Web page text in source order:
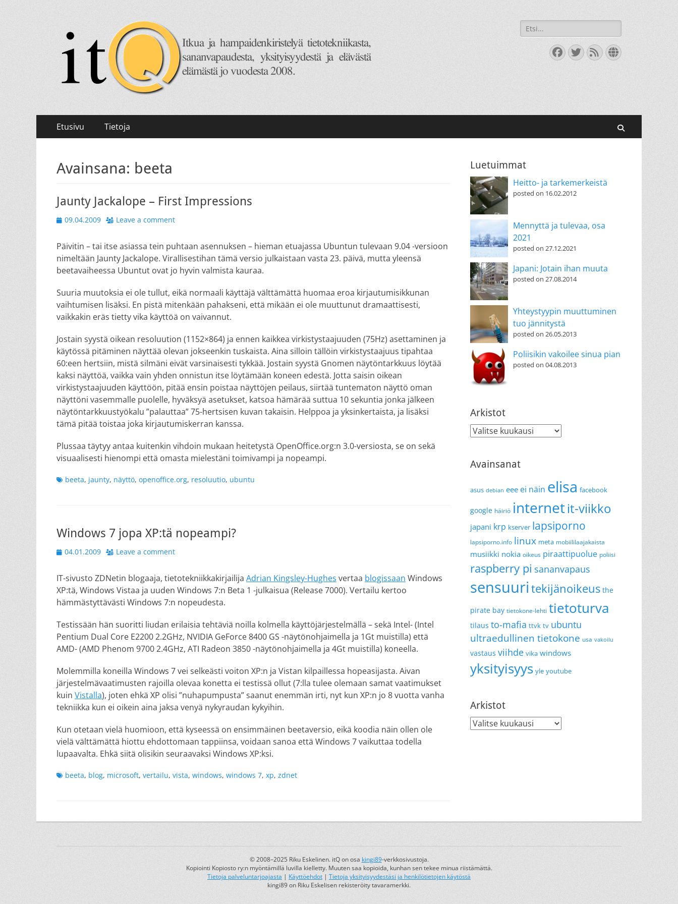
itQ
Itkua ja hammastenkiristelyä jo vuodesta 2008.
Search
for:
Facebook
Twitter
FeedWebsite
Primary
Menu
Etusivu Tietoja
Avainsana: beeta
Jaunty Jackalope – First Impressions
Posted
09.04.2009 Leave a comment
Päivitin – tai itse asiassa tein puhtaan asennuksen – hieman etuajassa Ubuntun tulevaan 9.04 -versioon
nimeltään Jaunty Jackalope. Virallisestihan tämä versio julkaistaan vasta 23. päivä, mutta yleensä
beetavaiheessa Ubuntut ovat jo hyvin valmista kauraa.
Suuria muutoksia ei ole tullut, eikä normaali käyttäjä välttämättä huomaa eroa kirjautumisikkunan
vaihtumisen lisäksi. En pistä mitenkään pahakseni, että mikään ei ole muuttunut dramaattisesti,
vaikkakin eräs tietty vika käyttöä on vaivannut.
Jostain syystä oikean resoluution (1152×864) ja ennen kaikkea virkistystaajuuden (75Hz) asettaminen ja
käytössä pitäminen näyttää olevan jokseenkin tuskaista. Aina silloin tällöin virkistystaajuus tipahtaa
60:een hertsiin, mistä silmäni eivät varsinaisesti tykkää. Jostain syystä Gnomen näytöntarkkuus löytää
kaksi näyttöä, vaikka vain yhden onnistun itse löytämään koneen edestä. Jotta saisin oikean
virkistystaajuuden käyttöön, pitää ensin poistaa näyttöjen peilaus, siirtää tuntematon näyttö oman
näyttöni vasemmalle puolelle, hyväksyä asetukset, katsoa hämärää suttua 10 sekuntia jonka jälkeen
näytöntarkkuustyökalu ”palauttaa” 75-hertsisen kuvan takaisin. Helppoa ja yksinkertaista, ja lisäksi
tämä pitää toistaa joka kirjautumiskerran kanssa.
Plussaa täytyy antaa kuitenkin vihdoin mukaan heitetystä OpenOffice.org:n 3.0-versiosta, se on sekä
visuaalisesti hienompi että omasta mielestäni toimivampi ja nopeampi.
Tagsbeeta, jaunty, näyttö, openoffice.org, resoluutio, ubuntu
Windows 7 jopa XP:tä nopeampi?
Posted
04.01.2009 Leave a comment
IT-sivusto ZDNetin blogaaja, tietotekniikkakirjailija Adrian Kingsley-Hughes vertaa blogissaan Windows
XP:tä, Windows Vistaa ja uuden Windows 7:n Beta 1 -julkaisua (Release 7000). Vertailu kertoo
hämmästyttävästi Windows 7:n nopeudesta.
Testissään hän suoritti liudan erilaisia tehtäviä noilla kolmella käyttöjärjestelmällä – sekä Intel- (Intel
Pentium Dual Core E2200 2.2GHz, NVIDIA GeForce 8400 GS -näytönohjaimella ja 1Gt muistilla) että
AMD- (AMD Phenom 9700 2.4GHz, ATI Radeon 3850 -näytönohjaimella ja 4Gt muistilla) koneella.
Molemmilla koneilla Windows 7 vei selkeästi voiton XP:n ja Vistan kilpaillessa hopeasijasta. Aivan
järjestelmävaatimusten rajoilla olevaa konetta ei testissä ollut (7:lla tulee olemaan samat vaatimukset
kuin Vistalla), joten ehkä XP olisi ”nuhapumpusta” saanut enemmän irti, nyt kun XP:n jo 8 vuotta vanha
tekniikka kun ei oikein aina jaksa venyä nykyraudan kykyihin.
Kun otetaan vielä huomioon, että kyseessä on ensimmäinen beetaversio, eikä koodia näin ollen ole
vielä välttämättä hiottu ehdottomaan tappiinsa, voidaan sanoa että Windows 7 vaikuttaa todella
lupaavalta. Ehkä siitä olisikin seuraavaksi Windows XP:ksi.
Tagsbeeta, blog, microsoft, vertailu, vista, windows, windows 7, xp, zdnet
Luetuimmat
Heitto- ja tarkemerkeistä
posted on 16.02.2012
Mennyttä ja tulevaa, osa
2021
posted on 27.12.2021
Japani: Jotain ihan muuta
posted on 27.08.2014
Yhteystyypin muuttuminen
tuo jännitystä
posted on 26.05.2013
Poliisikin vakoilee sinua pian
posted on 04.08.2013
Arkistot
Arkistot
Avainsanat
asus debian eee ei näin elisa facebook
google häiriö internetit-viikko
japani krp kserver lapsiporno
lapsiporno.info linux meta mobiililaajakaista
musiikki nokia oikeus piraattipuolue poliisi
raspberry pi sananvapaus
sensuuri tekijänoikeus the
pirate bay tietokone-lehti tietoturva
tilaus to-mafia ttvk tv ubuntu
ultraedullinen tietokone usa vakoilu
vastaus viihde vika windows
yksityisyys yle youtube
Arkistot
Arkistot
© 2008–2025 Riku Eskelinen. itQ on osa kingi89-verkkosivustoja.
Kopiointi Kopiosto ry:n myöntämillä luvilla kielletty. Muuten saa kopioida, kunhan sen tekee minua riistämättä.
Tietoja palveluntarjoajasta | Käyttöehdot | Tietoja yksityisyydestäsi ja henkilötietojen käytöstä
kingi89 on Riku Eskelisen rekisteröity tavaramerkki.